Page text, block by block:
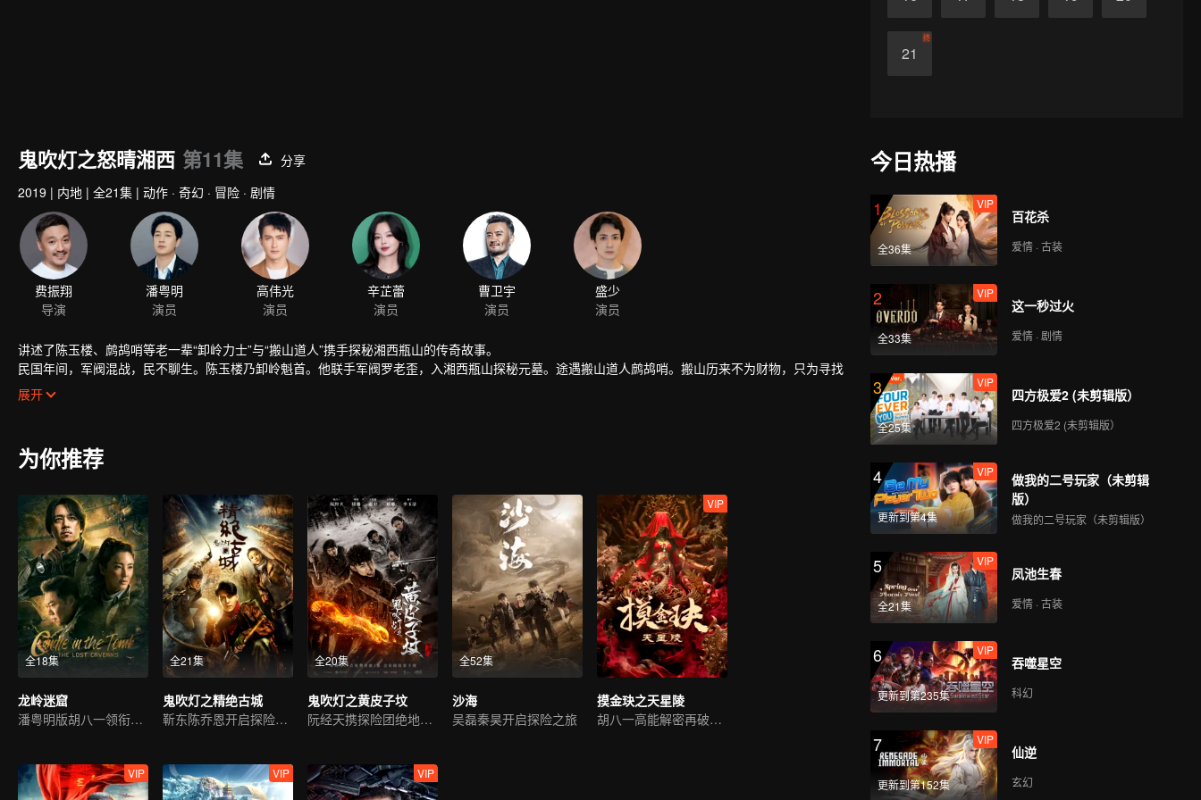
21
终
鬼吹灯之怒晴湘西 第11集
分享
2019 | 内地 | 全21集 | 动作 · 奇幻 · 冒险 · 剧情
费振翔
导演
潘粤明
演员
高伟光
演员
辛芷蕾
演员
曹卫宇
演员
盛少
演员
讲述了陈玉楼、鹧鸪哨等老一辈“卸岭力士”与“搬山道人”携手探秘湘西瓶山的传奇故事。
民国年间，军阀混战，民不聊生。陈玉楼乃卸岭魁首。他联手军阀罗老歪，入湘西瓶山探秘元墓。途遇搬山道人鹧鸪哨。搬山历来不为财物，只为寻找
解除族人诅咒的雮尘珠。为了进入这座从未被人染指的元朝大墓，搬山、卸岭两大派在此结盟。
展开
为你推荐
全18集
龙岭迷窟
潘粤明版胡八一领衔新冒险
全21集
鬼吹灯之精绝古城
靳东陈乔恩开启探险之旅
全20集
鬼吹灯之黄皮子坟
阮经天携探险团绝地求生
全52集
沙海
吴磊秦昊开启探险之旅
VIP
摸金玦之天星陵
胡八一高能解密再破险关
VIP VIP VIP
今日热播
1
全36集
VIP
百花杀
爱情 · 古装
2
全33集
VIP
这一秒过火
爱情 · 剧情
3
全25集
VIP
四方极爱2 (未剪辑版）
四方极爱2 (未剪辑版）
4
更新到第4集
VIP
做我的二号玩家（未剪辑
版）
做我的二号玩家（未剪辑版）
5
全21集
VIP
凤池生春
爱情 · 古装
6
更新到第235集
VIP
吞噬星空
科幻
7
更新到第152集
VIP
仙逆
玄幻